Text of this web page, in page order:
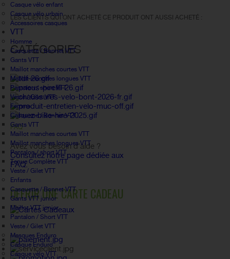
Casque vélo enfant
Casque vélo urbain
Accessoires casques
VTT
Homme
Casquette / Bonnet VTT
Gants VTT
Maillot manches courtes VTT
Maillot manches longues VTT
Pantalon / short VTT
Veste / Gilet VTT
Femme
Casquette / Bonnet VTT
Gants VTT
Maillot manches courtes VTT
Maillot manches longues VTT
Pantalon / short VTT
Tenue Complète VTT
Veste / Gilet VTT
Enfants
Casquette / Bonnet VTT
Gants VTT junior
Maillot VTT junior
Pantalon / Short VTT
Veste / Gilet VTT
Masques Enduro
Casque Enduro
Casque vélo VTT
LES CLIENTS QUI ONT ACHETÉ CE PRODUIT ONT AUSSI ACHETÉ :
CATÉGORIES
FAQ
Avez vous besoin d'aide ?
Consultez notre page dédiée aux
FAQ.
OFFRIR UNE CARTE CADEAU